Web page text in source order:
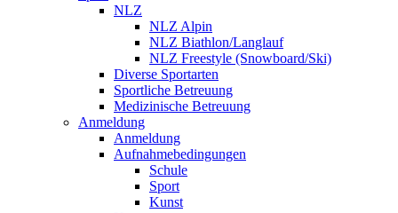
NLZ
NLZ Alpin
NLZ Biathlon/Langlauf
NLZ Freestyle (Snowboard/Ski)
Diverse Sportarten
Sportliche Betreuung
Medizinische Betreuung
Anmeldung
Anmeldung
Aufnahmebedingungen
Schule
Sport
Kunst